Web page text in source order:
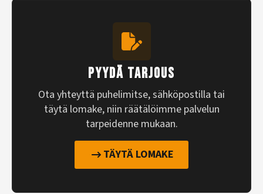
PYYDÄ TARJOUS
Ota yhteyttä puhelimitse, sähköpostilla tai
täytä lomake, niin räätälöimme palvelun
tarpeidenne mukaan.
TÄYTÄ LOMAKE